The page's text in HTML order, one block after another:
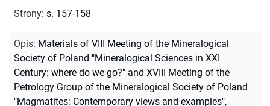
Strony: s. 157-158
Opis: Materials of VIII Meeting of the Mineralogical
Society of Poland "Mineralogical Sciences in XXI
Century: where do we go?" and XVIII Meeting of the
Petrology Group of the Mineralogical Society of Poland
"Magmatites: Contemporary views and examples",